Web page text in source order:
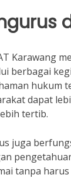
Karawang
berbagai
hukum
dapat
tertib.
juga
tanpa